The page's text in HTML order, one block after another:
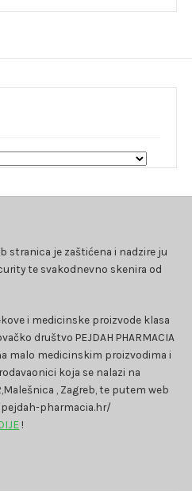
stranica je zaštićena i nadzire ju
te svakodnevno skenira od
i medicinske proizvode klasa
društvo PEJDAH PHARMACIA
malo medicinskim proizvodima i
koja se nalazi na
, Zagreb, te putem web
pharmacia.hr/
!